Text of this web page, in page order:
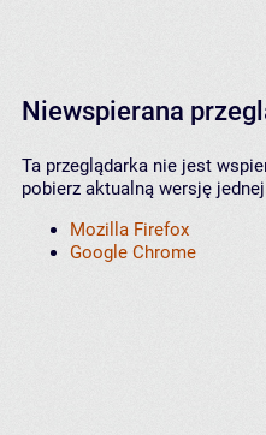
Niewspierana
Ta przeglądarka nie jest
pobierz aktualną wersję
Mozilla Firefox
Google Chrome